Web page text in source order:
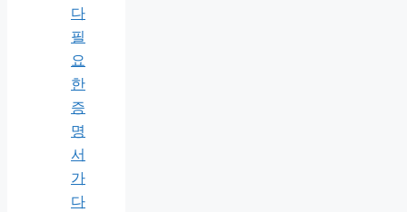
다
필
요
한
증
명
서
가
다